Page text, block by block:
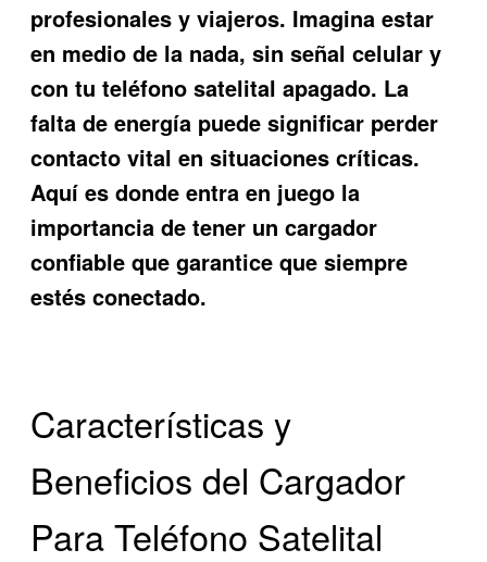
profesionales y viajeros. Imagina estar
en medio de la nada, sin señal celular y
con tu teléfono satelital apagado. La
falta de energía puede significar perder
contacto vital en situaciones críticas.
Aquí es donde entra en juego la
importancia de tener un cargador
confiable que garantice que siempre
estés conectado.
Características y
Beneficios del Cargador
Para Teléfono Satelital